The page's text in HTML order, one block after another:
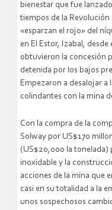
bienestar que fue
tiempos de la
«esparzan el rojo» del
en El Estor, Izabal,
obtuvieron la concesión
detenida por los bajos
Empezaron a desalojar a
colindantes con la mina
Con la compra de la
Solway por US$170
(US$20,000 la tonelada)
inoxidable y la
acciones de la mina que
casi en su totalidad a la
unos sospechosos